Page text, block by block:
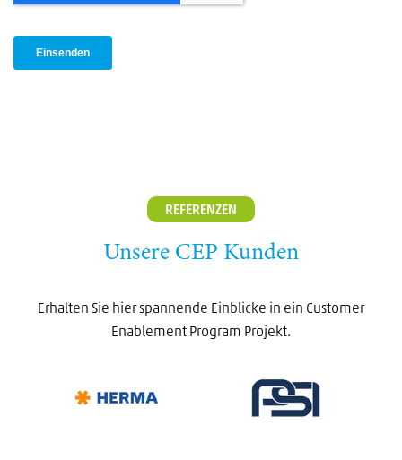
REFERENZEN
Unsere CEP Kunden
Erhalten Sie hier spannende Einblicke in ein Customer
Enablement Program Projekt.